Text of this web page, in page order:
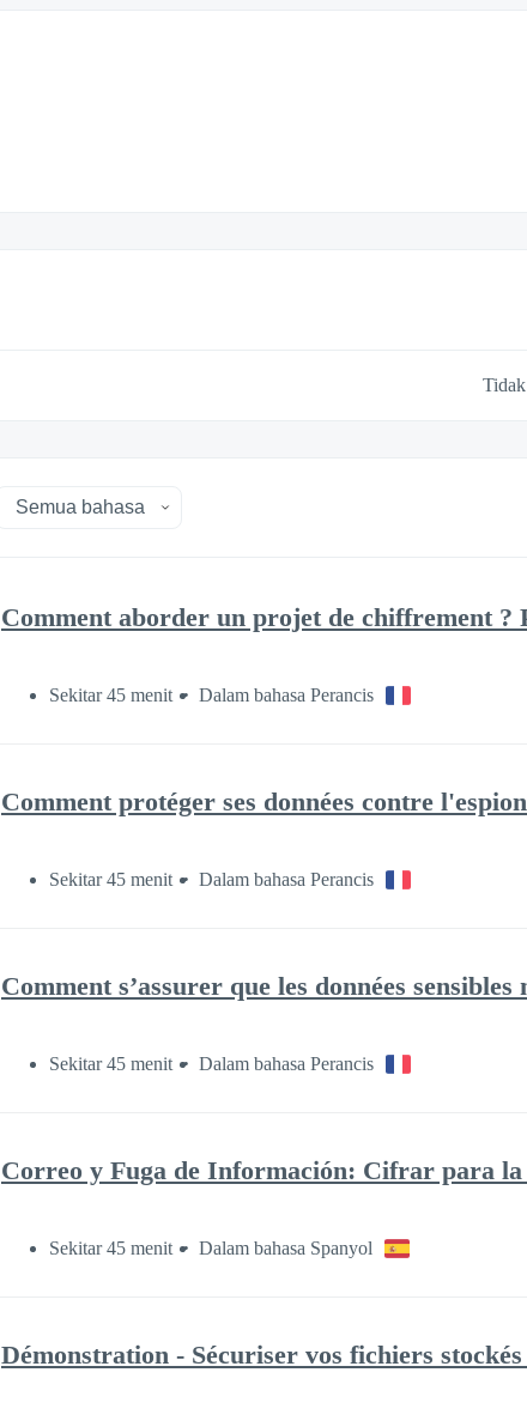
Tidak
Comment aborder un projet de chiffrement ?
Sekitar 45 menit Dalam bahasa Perancis
Comment protéger ses données contre
Sekitar 45 menit Dalam bahasa Perancis
Comment s’assurer que les données
Sekitar 45 menit Dalam bahasa Perancis
Correo y Fuga de Información: Cifrar para
Sekitar 45 menit Dalam bahasa Spanyol
Démonstration - Sécuriser vos fichiers